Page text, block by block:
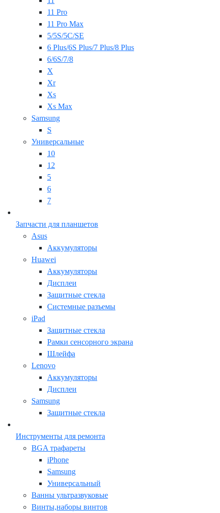
11 Pro
11 Pro Max
5/5S/5C/SE
6 Plus/6S Plus/7 Plus/8 Plus
6/6S/7/8
X
Xr
Xs
Xs Max
Samsung
S
Универсальные
10
12
5
6
7
Запчасти для планшетов
Asus
Аккумуляторы
Huawei
Аккумуляторы
Дисплеи
Защитные стекла
Системные разъемы
iPad
Защитные стекла
Рамки сенсорного экрана
Шлейфа
Lenovo
Аккумуляторы
Дисплеи
Samsung
Защитные стекла
Инструменты для ремонта
BGA трафареты
iPhone
Samsung
Универсальный
Ванны ультразвуковые
Винты,наборы винтов